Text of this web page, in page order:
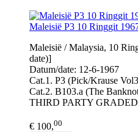
Maleisië P3 10 Ringgit
Maleisië / Malaysia, 10
date)]
Datum/date: 12-6-1967
Cat.1. P3 (Pick/Krause
Cat.2. B103.a (The
THIRD PARTY
€ 100,00